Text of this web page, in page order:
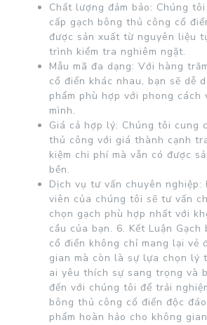
Chất lượng đảm bảo: Chúng
cấp gạch bông thủ công cổ
được sản xuất từ nguyên liệu
trình kiểm tra nghiêm ngặt.
Mẫu mã đa dạng: Với hàng
cổ điển khác nhau, bạn sẽ dễ
phẩm phù hợp với phong cách
mình.
Giá cả hợp lý: Chúng tôi cung
thủ công với giá thành cạnh
kiệm chi phí mà vẫn có được
bền.
Dịch vụ tư vấn chuyên nghiệp:
viên của chúng tôi sẽ tư vấn
chọn gạch phù hợp nhất với
cầu của bạn. 6. Kết Luận
cổ điển không chỉ mang lại vẻ
gian mà còn là sự lựa chọn lý
ai yêu thích sự sang trọng và
đến với chúng tôi để trải
bông thủ công cổ điển độc
phẩm hoàn hảo cho không